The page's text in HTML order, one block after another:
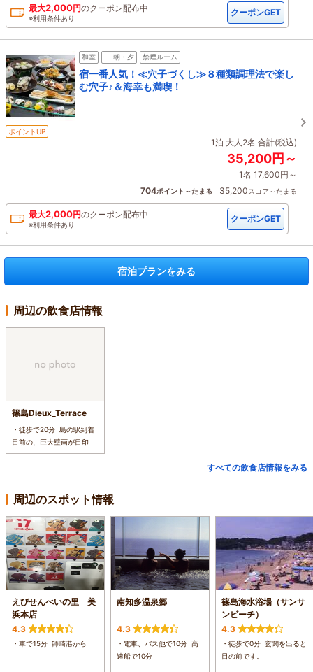
最大2,000円のクーポン配布中
※利用条件あり
クーポンGET
和室 朝・夕 禁煙ルーム
宿一番人気！≪穴子づくし≫８種類調理法で楽し
む穴子♪＆海幸も満喫！
ポイントUP
1泊 大人2名 合計(税込)
35,200円～
1名 17,600円～
704ポイント～たまる 35,200スコア～たまる
最大2,000円のクーポン配布中
※利用条件あり
クーポンGET
宿泊プランをみる
周辺の飲食店情報
篠島Dieux_Terrace
・徒歩で20分 島の駅到着
目前の、巨大壁画が目印
すべての飲食店情報をみる
周辺のスポット情報
えびせんべいの里 美
浜本店
4.3
・車で15分 師崎港から
南知多温泉郷
4.3
・電車、バス他で10分 高
速船で10分
篠島海水浴場（サンサ
ンビーチ）
4.3
・徒歩で0分 玄関を出ると
目の前です。